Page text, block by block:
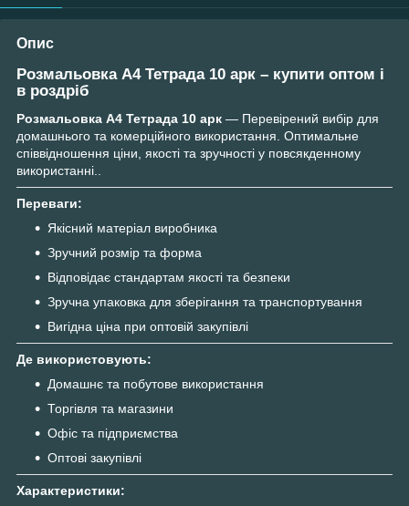
Опис
Розмальовка А4 Тетрада 10 арк – купити оптом і
в роздріб
Розмальовка А4 Тетрада 10 арк — Перевірений вибір для
домашнього та комерційного використання. Оптимальне
співвідношення ціни, якості та зручності у повсякденному
використанні..
Переваги:
Якісний матеріал виробника
Зручний розмір та форма
Відповідає стандартам якості та безпеки
Зручна упаковка для зберігання та транспортування
Вигідна ціна при оптовій закупівлі
Де використовують:
Домашнє та побутове використання
Торгівля та магазини
Офіс та підприємства
Оптові закупівлі
Характеристики: